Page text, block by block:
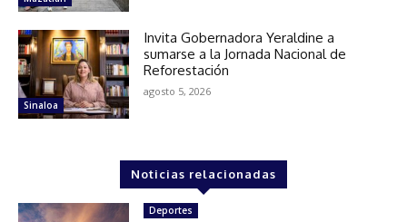
Sinaloa
Invita Gobernadora Yeraldine a
sumarse a la Jornada Nacional de
Reforestación
agosto 5, 2026
Noticias relacionadas
Deportes